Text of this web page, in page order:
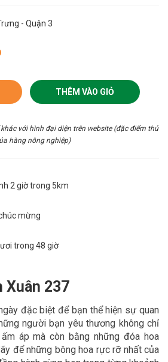
- Quận 3
THÊM VÀO GIỎ
với hình đại diện trên website (đặc điểm thủ
hàng nông nghiệp)
2 giờ trong 5km
mừng
trong 48 giờ
Xuân 237
đặc biệt để bạn thể hiện sự quan
người bạn yêu thương không chỉ
áp mà còn bằng những đóa hoa
đểnhững bông hoa rực rỡ nhất của